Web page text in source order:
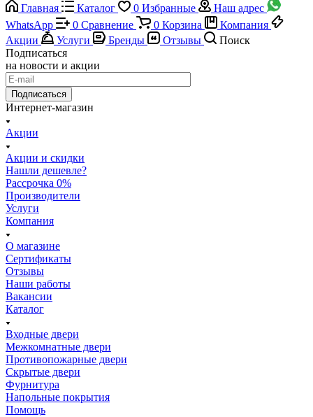
Главная
Каталог 0 Избранные
Наш адрес
WhatsApp
0 Сравнение 0 Корзина
Компания
Акции
Услуги Бренды Отзывы
Поиск
Подписаться
на новости и акции
Подписаться
Интернет-магазин
Акции
Акции и скидки
Нашли дешевле?
Рассрочка 0%
Производители
Услуги
Компания
О магазине
Сертификаты
Отзывы
Наши работы
Вакансии
Каталог
Входные двери
Межкомнатные двери
Противопожарные двери
Скрытые двери
Фурнитура
Напольные покрытия
Помощь